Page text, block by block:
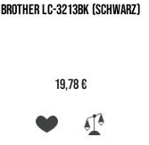
BROTHER LC-3213BK (SCHWARZ)
19,78 €